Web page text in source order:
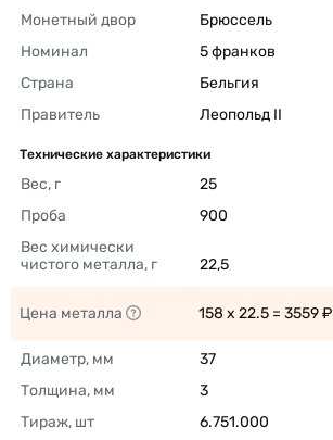
Монетный двор
Брюссель
Номинал
5 франков
Страна
Бельгия
Правитель
Леопольд II
Технические характеристики
Вес, г
25
Проба
900
Вес химически
чистого металла, г
22,5
Цена металла 158 x 22.5 = 3559 ₽
Диаметр, мм
37
Толщина, мм
3
Тираж, шт
6.751.000